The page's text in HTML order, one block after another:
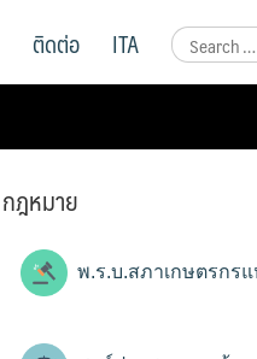
Search
for:
ติดต่อ ITA
กฎหมาย
พ.ร.บ.สภาเกษตรกร